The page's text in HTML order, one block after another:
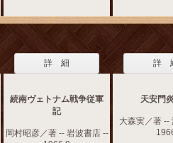
詳 細
続南ヴェトナム戦争従軍
記
岡村昭彦／著 -- 岩波書店 --
詳
天安門
大森実／著 --